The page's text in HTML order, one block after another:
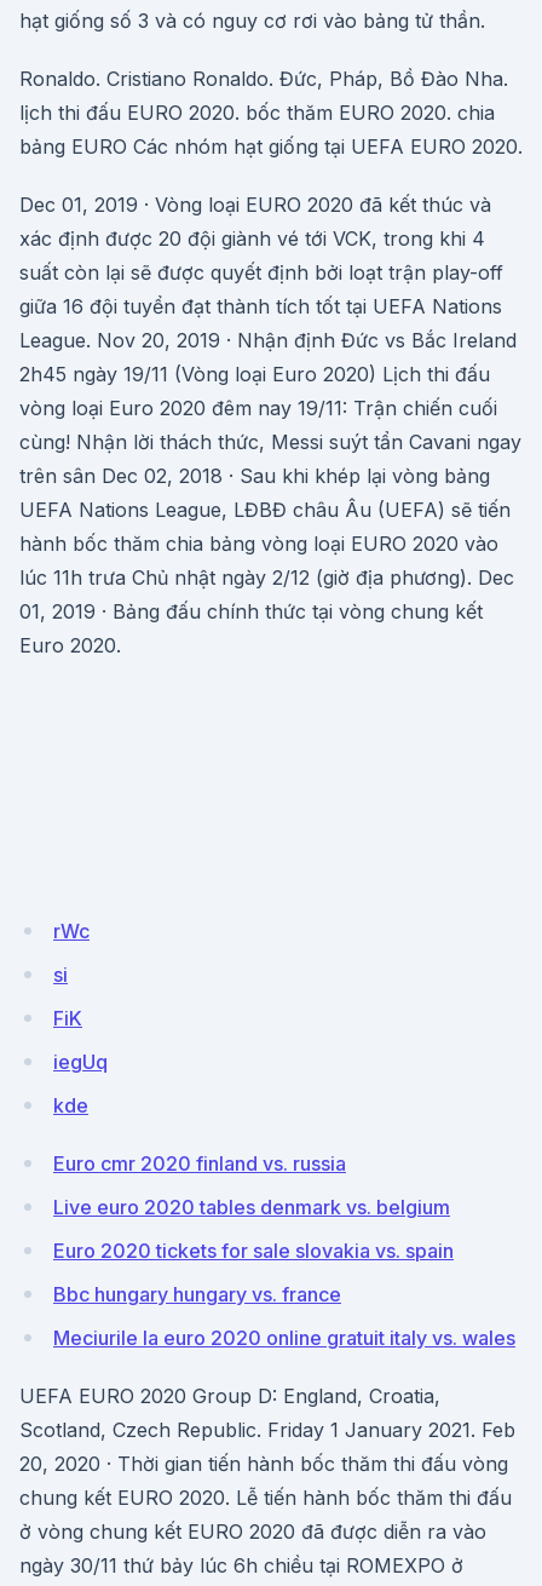
hạt giống số 3 và có nguy cơ rơi vào bảng tử thần.
Ronaldo. Cristiano Ronaldo. Đức, Pháp, Bồ Đào Nha.
lịch thi đấu EURO 2020. bốc thăm EURO 2020. chia
bảng EURO Các nhóm hạt giống tại UEFA EURO 2020.
Dec 01, 2019 · Vòng loại EURO 2020 đã kết thúc và
xác định được 20 đội giành vé tới VCK, trong khi 4
suất còn lại sẽ được quyết định bởi loạt trận play-off
giữa 16 đội tuyển đạt thành tích tốt tại UEFA Nations
League. Nov 20, 2019 · Nhận định Đức vs Bắc Ireland
2h45 ngày 19/11 (Vòng loại Euro 2020) Lịch thi đấu
vòng loại Euro 2020 đêm nay 19/11: Trận chiến cuối
cùng! Nhận lời thách thức, Messi suýt tẩn Cavani ngay
trên sân Dec 02, 2018 · Sau khi khép lại vòng bảng
UEFA Nations League, LĐBĐ châu Âu (UEFA) sẽ tiến
hành bốc thăm chia bảng vòng loại EURO 2020 vào
lúc 11h trưa Chủ nhật ngày 2/12 (giờ địa phương). Dec
01, 2019 · Bảng đấu chính thức tại vòng chung kết
Euro 2020.
rWc
si
FiK
iegUq
kde
Euro cmr 2020 finland vs. russia
Live euro 2020 tables denmark vs. belgium
Euro 2020 tickets for sale slovakia vs. spain
Bbc hungary hungary vs. france
Meciurile la euro 2020 online gratuit italy vs. wales
UEFA EURO 2020 Group D: England, Croatia,
Scotland, Czech Republic. Friday 1 January 2021. Feb
20, 2020 · Thời gian tiến hành bốc thăm thi đấu vòng
chung kết EURO 2020. Lễ tiến hành bốc thăm thi đấu
ở vòng chung kết EURO 2020 đã được diễn ra vào
ngày 30/11 thứ bảy lúc 6h chiều tại ROMEXPO ở